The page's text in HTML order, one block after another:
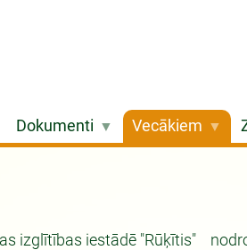
Dokumenti Vecākiem
izglītības iestādē "Rūķītis"